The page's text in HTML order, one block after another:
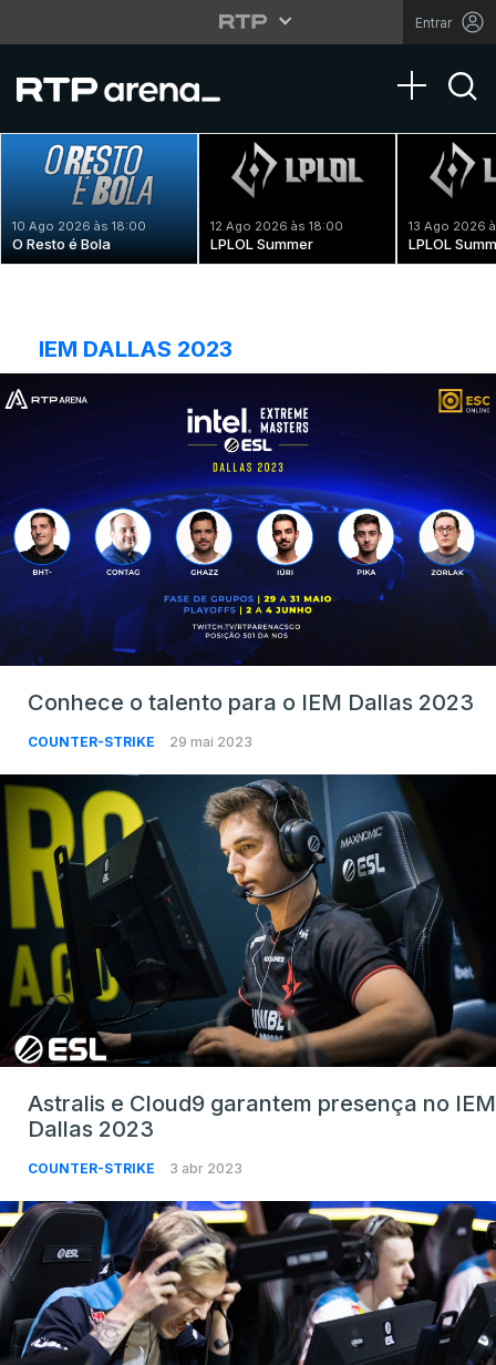
Entrar
Toggle
10 Ago 2026 às 18:00
O Resto é Bola
12 Ago 2026 às 18:00
LPLOL Summer
13 Ago 2026
LPLOL
IEM DALLAS 2023
Conhece o talento para o IEM Dallas 2023
COUNTER-STRIKE 29 mai 2023
Astralis e Cloud9 garantem presença no IEM
Dallas 2023
COUNTER-STRIKE 3 abr 2023